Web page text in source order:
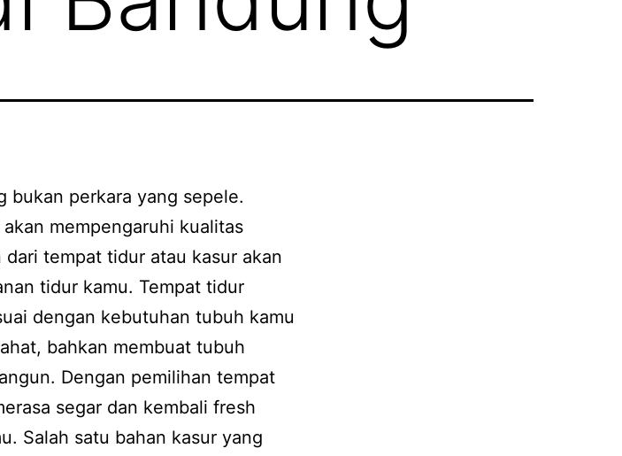
bukan perkara yang sepele.
mempengaruhi kualitas
tempat tidur atau kasur akan
tidur kamu. Tempat tidur
dengan kebutuhan tubuh kamu
bahkan membuat tubuh
Dengan pemilihan tempat
segar dan kembali fresh
Salah satu bahan kasur yang